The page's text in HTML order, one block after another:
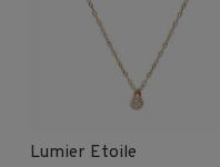
Lumier Etoile